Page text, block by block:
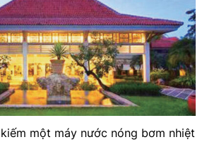
một máy nước nóng bơm nhiệt